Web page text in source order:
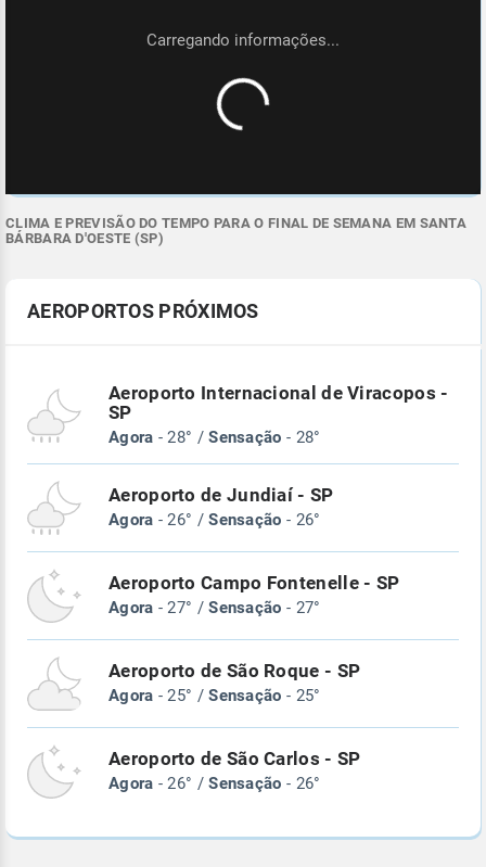
CLIMA E PREVISÃO DO TEMPO PARA O FINAL DE SEMANA EM SANTA
BÁRBARA D'OESTE (SP)
AEROPORTOS PRÓXIMOS
Aeroporto Internacional de Viracopos -
SP
Agora - 28° /Sensação - 28°
Aeroporto de Jundiaí - SP
Agora - 26° /Sensação - 26°
Aeroporto Campo Fontenelle - SP
Agora - 27° /Sensação - 27°
Aeroporto de São Roque - SP
Agora - 25° /Sensação - 25°
Aeroporto de São Carlos - SP
Agora - 26° /Sensação - 26°